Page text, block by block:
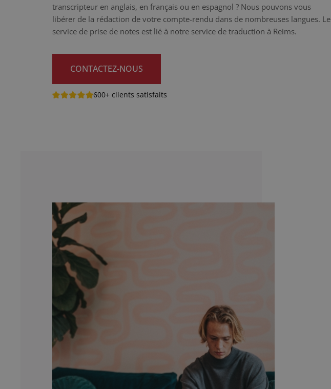
transcripteur en anglais, en français ou en espagnol ? Nous pouvons vous
libérer de la rédaction de votre compte-rendu dans de nombreuses langues. Le
service de prise de notes est lié à notre service de traduction à Reims.
CONTACTEZ-NOUS
600+ clients satisfaits